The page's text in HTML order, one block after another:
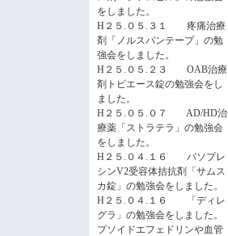
をしました。
H２５.０５.３１ 疼痛治療
剤「ノルスパンテープ」の勉
強会をしました。
H２５.０５.２３ OAB治療
剤トビエース錠の勉強会をし
ました。
H２５.０５.０７ AD/HD治
療薬「ストラテラ」の勉強会
をしました。
H２５.０４.１６ バソプレ
シンV2受容体拮抗剤「サムス
カ錠」の勉強会をしました。
H２５.０４.１６ 「ディレ
グラ」の勉強会をしました。
プソイドエフェドリンや血管